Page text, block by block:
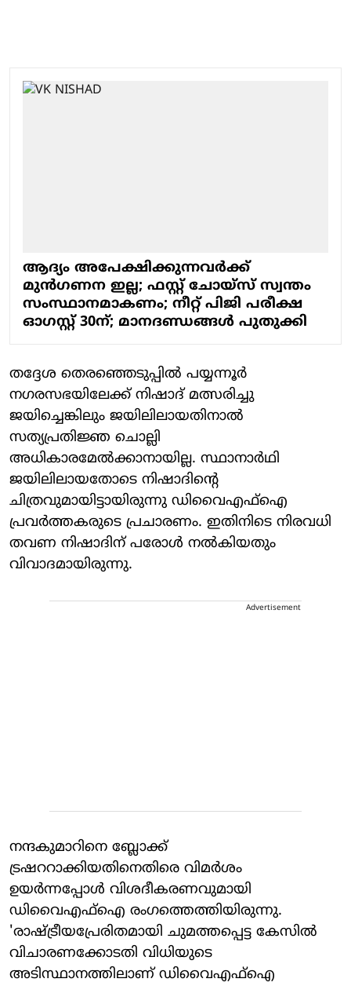
ആദ്യം അപേക്ഷിക്കുന്നവര്‍ക്ക്
മുന്‍ഗണന ഇല്ല; ഫസ്റ്റ് ചോയ്‌സ് സ്വന്തം
സംസ്ഥാനമാകണം; നീറ്റ് പിജി പരീക്ഷ
ഓഗസ്റ്റ് 30ന്; മാനദണ്ഡങ്ങള്‍ പുതുക്കി
തദ്ദേശ തെരഞ്ഞെടുപ്പില്‍ പയ്യന്നൂര്‍
നഗരസഭയിലേക്ക് നിഷാദ് മത്സരിച്ചു
ജയിച്ചെങ്കിലും ജയിലിലായതിനാല്‍
സത്യപ്രതിജ്ഞ ചൊല്ലി
അധികാരമേല്‍ക്കാനായില്ല. സ്ഥാനാര്‍ഥി
ജയിലിലായതോടെ നിഷാദിന്റെ
ചിത്രവുമായിട്ടായിരുന്നു ഡിവൈഎഫ്‌ഐ
പ്രവര്‍ത്തകരുടെ പ്രചാരണം. ഇതിനിടെ നിരവധി
തവണ നിഷാദിന് പരോള്‍ നല്‍കിയതും
വിവാദമായിരുന്നു.
Advertisement
നന്ദകുമാറിനെ ബ്ലോക്ക്
ട്രഷററാക്കിയതിനെതിരെ വിമര്‍ശം
ഉയര്‍ന്നപ്പോള്‍ വിശദീകരണവുമായി
ഡിവൈഎഫ്‌ഐ രംഗത്തെത്തിയിരുന്നു.
'രാഷ്ട്രീയപ്രേരിതമായി ചുമത്തപ്പെട്ട കേസില്‍
വിചാരണക്കോടതി വിധിയുടെ
അടിസ്ഥാനത്തിലാണ് ഡിവൈഎഫ്‌ഐ